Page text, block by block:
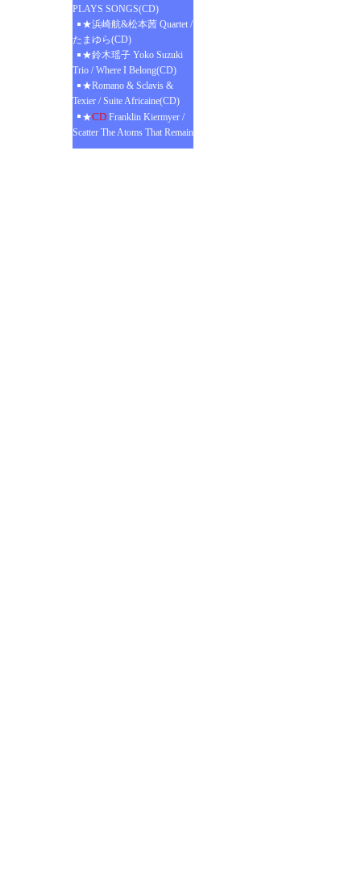
PLAYS SONGS(CD)
★浜崎航&松本茜 Quartet /
たまゆら(CD)
★鈴木瑶子 Yoko Suzuki
Trio / Where I Belong(CD)
★Romano & Sclavis &
Texier / Suite Africaine(CD)
★CD Franklin Kiermyer /
Scatter The Atoms That Remain